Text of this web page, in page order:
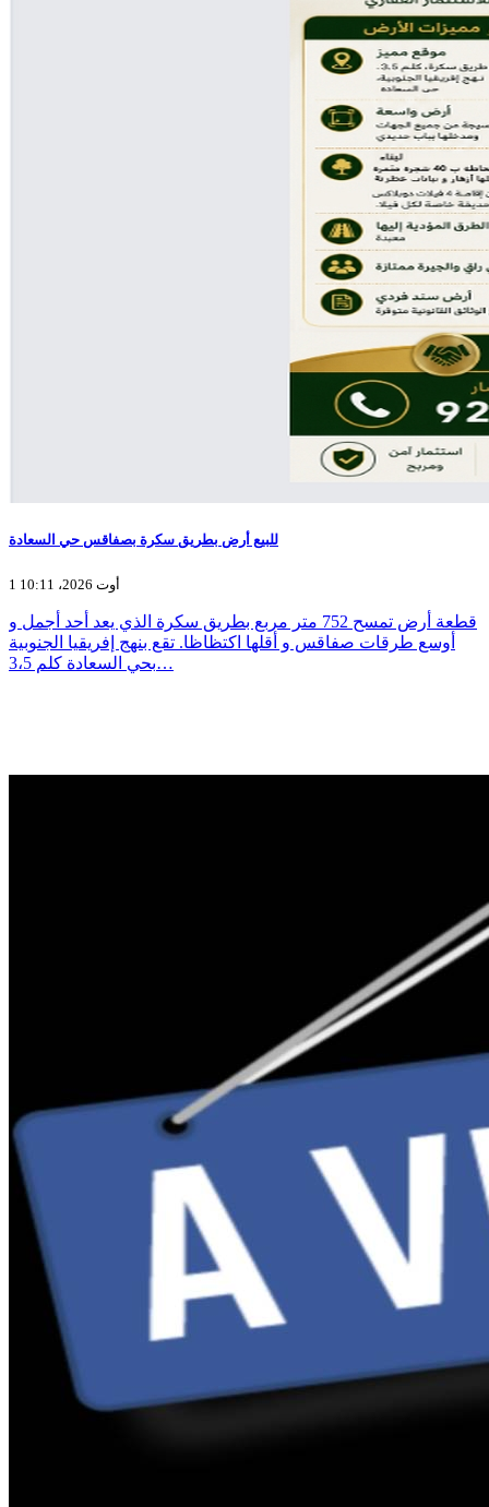
للبيع أرض بطريق سكرة بصفاقس حي السعادة
1 أوت 2026، 10:11
قطعة أرض تمسح 752 متر مربع بطريق سكرة الذي يعد أحد أجمل و
أوسع طرقات صفاقس و أقلها اكتظاظا. تقع بنهج إفريقيا الجنوبية
بحي السعادة كلم 3،5…